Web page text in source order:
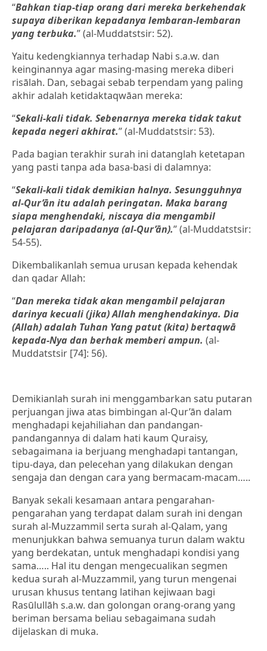
“Bahkan tiap-tiap orang dari mereka berkehendak
supaya diberikan kepadanya lembaran-lembaran
yang terbuka.” (al-Muddatstsir: 52).
Yaitu kedengkiannya terhadap Nabi s.a.w. dan
keinginannya agar masing-masing mereka diberi
risālah. Dan, sebagai sebab terpendam yang paling
akhir adalah ketidaktaqwāan mereka:
“Sekali-kali tidak. Sebenarnya mereka tidak takut
kepada negeri akhirat.” (al-Muddatstsir: 53).
Pada bagian terakhir surah ini datanglah ketetapan
yang pasti tanpa ada basa-basi di dalamnya:
“Sekali-kali tidak demikian halnya. Sesungguhnya
al-Qur’ān itu adalah peringatan. Maka barang
siapa menghendaki, niscaya dia mengambil
pelajaran daripadanya (al-Qur’ān).” (al-Muddatstsir:
54-55).
Dikembalikanlah semua urusan kepada kehendak
dan qadar Allah:
“Dan mereka tidak akan mengambil pelajaran
darinya kecuali (jika) Allah menghendakinya. Dia
(Allah) adalah Tuhan Yang patut (kita) bertaqwā
kepada-Nya dan berhak memberi ampun. (al-
Muddatstsir [74]: 56).
Demikianlah surah ini menggambarkan satu putaran
perjuangan jiwa atas bimbingan al-Qur’ān dalam
menghadapi kejahiliahan dan pandangan-
pandangannya di dalam hati kaum Quraisy,
sebagaimana ia berjuang menghadapi tantangan,
tipu-daya, dan pelecehan yang dilakukan dengan
sengaja dan dengan cara yang bermacam-macam…..
Banyak sekali kesamaan antara pengarahan-
pengarahan yang terdapat dalam surah ini dengan
surah al-Muzzammil serta surah al-Qalam, yang
menunjukkan bahwa semuanya turun dalam waktu
yang berdekatan, untuk menghadapi kondisi yang
sama….. Hal itu dengan mengecualikan segmen
kedua surah al-Muzzammil, yang turun mengenai
urusan khusus tentang latihan kejiwaan bagi
Rasūlullāh s.a.w. dan golongan orang-orang yang
beriman bersama beliau sebagaimana sudah
dijelaskan di muka.